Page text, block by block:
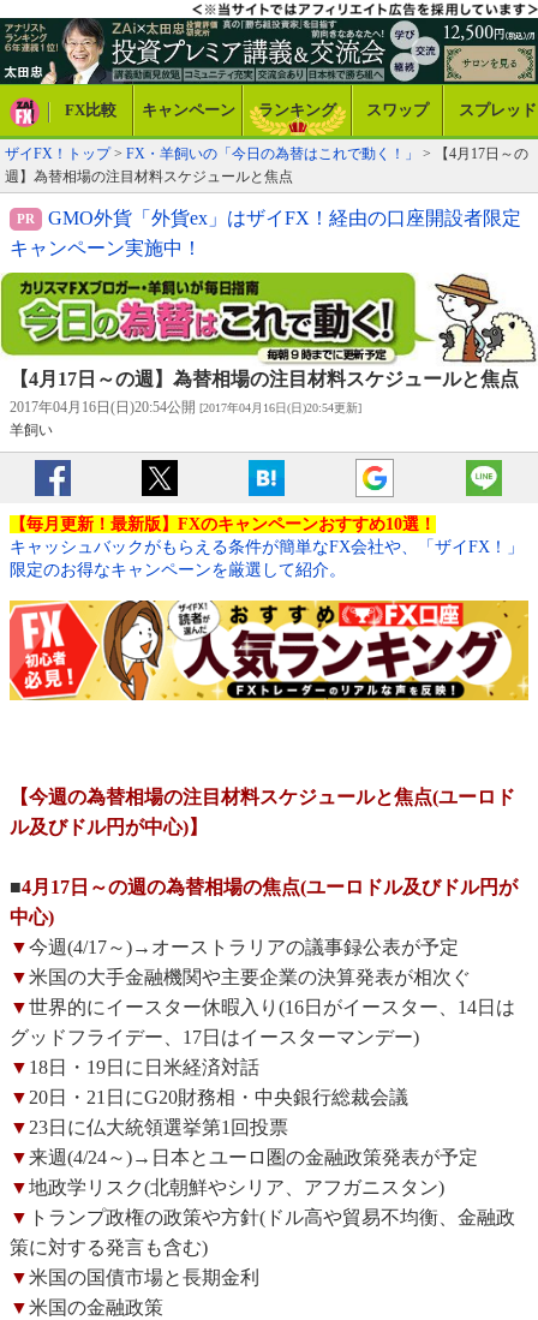
FX比較 キャンペーン ランキング スワップ スプレッド
ザイFX！トップ> FX・羊飼いの「今日の為替はこれで動く！」
> 【4月17日～の
週】為替相場の注目材料スケジュールと焦点
GMO外貨「外貨ex」はザイFX！経由の口座開設者限定
キャンペーン実施中！
【4月17日～の週】為替相場の注目材料スケジュールと焦点
2017年04月16日(日)20:54公開 [2017年04月16日(日)20:54更新]
羊飼い
【毎月更新！最新版】FXのキャンペーンおすすめ10選！
キャッシュバックがもらえる条件が簡単なFX会社や、「ザイFX！」
限定のお得なキャンペーンを厳選して紹介。
【今週の為替相場の注目材料スケジュールと焦点(ユーロド
ル及びドル円が中心)】
■4月17日～の週の為替相場の焦点(ユーロドル及びドル円が
中心)
▼今週(4/17～)→オーストラリアの議事録公表が予定
▼米国の大手金融機関や主要企業の決算発表が相次ぐ
▼世界的にイースター休暇入り(16日がイースター、14日は
グッドフライデー、17日はイースターマンデー)
▼ 18日・19日に日米経済対話
▼20日・21日にG20財務相・中央銀行総裁会議
▼23日に仏大統領選挙第1回投票
▼来週(4/24～)→日本とユーロ圏の金融政策発表が予定
▼地政学リスク(北朝鮮やシリア、アフガニスタン)
▼ トランプ政権の政策や方針(ドル高や貿易不均衡、金融政
策に対する発言も含む)
▼米国の国債市場と長期金利
▼米国の金融政策